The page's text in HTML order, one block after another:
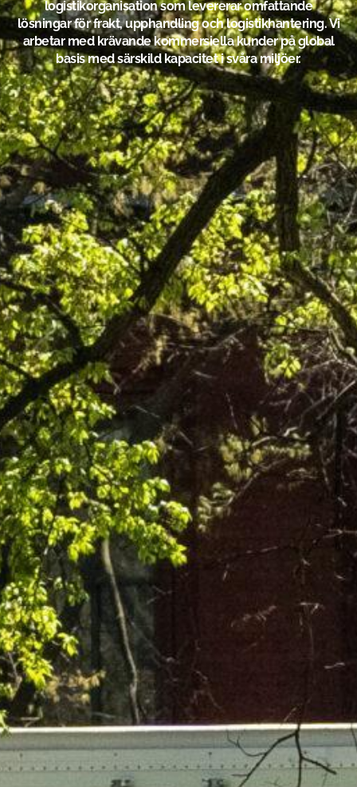
logistikorganisation som levererar omfattande
lösningar för frakt, upphandling och logistikhantering. Vi
arbetar med krävande kommersiella kunder på global
basis med särskild kapacitet i svåra miljöer.